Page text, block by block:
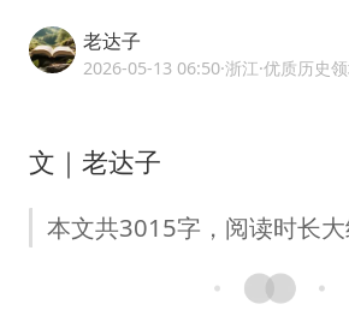
哥伦比亚发
老达子
2026-05-13 06:50·浙江
文｜老达子
本文共3015字，阅读时长